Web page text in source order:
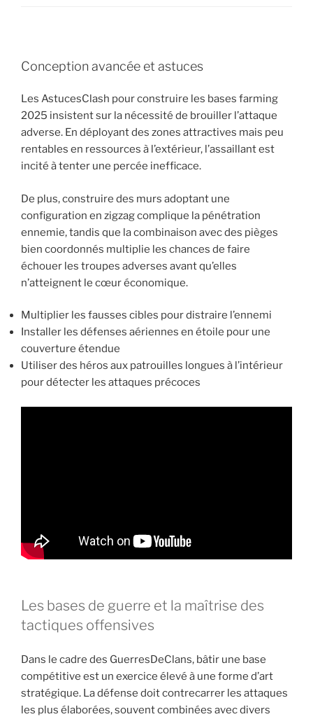
Conception avancée et astuces
Les AstucesClash pour construire les bases farming
2025 insistent sur la nécessité de brouiller l’attaque
adverse. En déployant des zones attractives mais peu
rentables en ressources à l’extérieur, l’assaillant est
incité à tenter une percée inefficace.
De plus, construire des murs adoptant une
configuration en zigzag complique la pénétration
ennemie, tandis que la combinaison avec des pièges
bien coordonnés multiplie les chances de faire
échouer les troupes adverses avant qu’elles
n’atteignent le cœur économique.
Multiplier les fausses cibles pour distraire l’ennemi
Installer les défenses aériennes en étoile pour une
couverture étendue
Utiliser des héros aux patrouilles longues à l’intérieur
pour détecter les attaques précoces
Les bases de guerre et la maîtrise des
tactiques offensives
Dans le cadre des GuerresDeClans, bâtir une base
compétitive est un exercice élevé à une forme d’art
stratégique. La défense doit contrecarrer les attaques
les plus élaborées, souvent combinées avec divers